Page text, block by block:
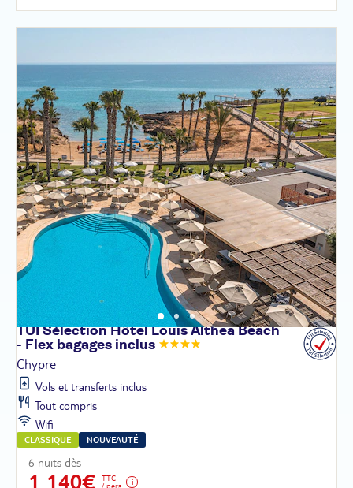
TUI Sélection Hôtel Louis Althea Beach
- Flex bagages inclus
Chypre
Vols et transferts inclus
Tout compris
Wifi
CLASSIQUE NOUVEAUTÉ
6 nuits dès
1 140€
TTC
/ pers.